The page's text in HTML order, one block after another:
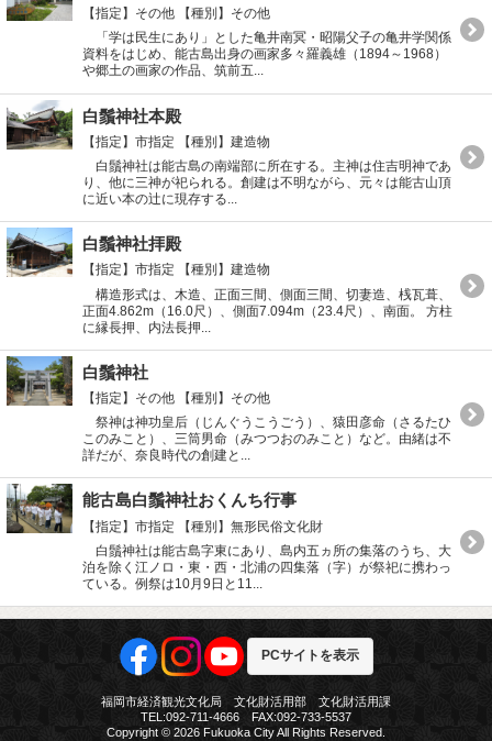
【指定】その他
【種別】その他
「学は民生にあり」とした亀井南冥・昭陽父子の亀井学関係
資料をはじめ、能古島出身の画家多々羅義雄（1894～1968）
や郷土の画家の作品、筑前五...
白鬚神社本殿
【指定】市指定
【種別】建造物
白鬚神社は能古島の南端部に所在する。主神は住吉明神であ
り、他に三神が祀られる。創建は不明ながら、元々は能古山頂
に近い本の辻に現存する...
白鬚神社拝殿
【指定】市指定
【種別】建造物
構造形式は、木造、正面三間、側面三間、切妻造、桟瓦葺、
正面4.862m（16.0尺）、側面7.094m（23.4尺）、南面。 方柱
に縁長押、内法長押...
白鬚神社
【指定】その他
【種別】その他
祭神は神功皇后（じんぐうこうごう）、猿田彦命（さるたひ
このみこと）、三筒男命（みつつおのみこと）など。由緒は不
詳だが、奈良時代の創建と...
能古島白鬚神社おくんち行事
【指定】市指定
【種別】無形民俗文化財
白鬚神社は能古島字東にあり、島内五ヵ所の集落のうち、大
泊を除く江ノロ・東・西・北浦の四集落（字）が祭祀に携わっ
ている。例祭は10月9日と11...
PCサイトを表示
福岡市経済観光文化局 文化財活用部 文化財活用課
TEL:092-711-4666 FAX:092-733-5537
Copyright © 2026 Fukuoka City All Rights Reserved.